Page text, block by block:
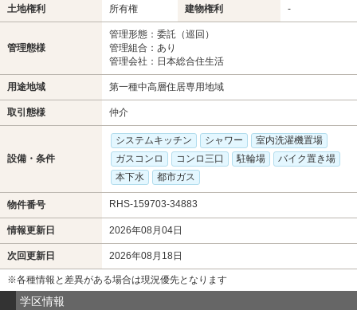
土地権利 所有権 建物権利 -
管理態様
管理形態：委託（巡回）
管理組合：あり
管理会社：日本総合住生活
用途地域 第一種中高層住居専用地域
取引態様 仲介
設備・条件
システムキッチン シャワー
室内洗濯機置場
ガスコンロ
コンロ三口 駐輪場
バイク置き場
本下水
都市ガス
物件番号 RHS-159703-34883
情報更新日 2026年08月04日
次回更新日 2026年08月18日
※各種情報と差異がある場合は現況優先となります
学区情報